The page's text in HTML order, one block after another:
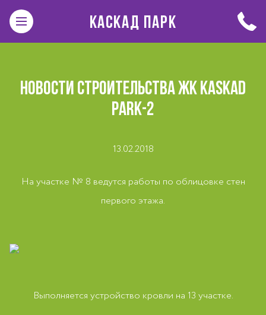
КАСКАД ПАРК
НОВОСТИ СТРОИТЕЛЬСТВА ЖК KASKAD
PARK-2
13.02.2018
На участке № 8 ведутся работы по облицовке стен
первого этажа.
Выполняется устройство кровли на 13 участке.